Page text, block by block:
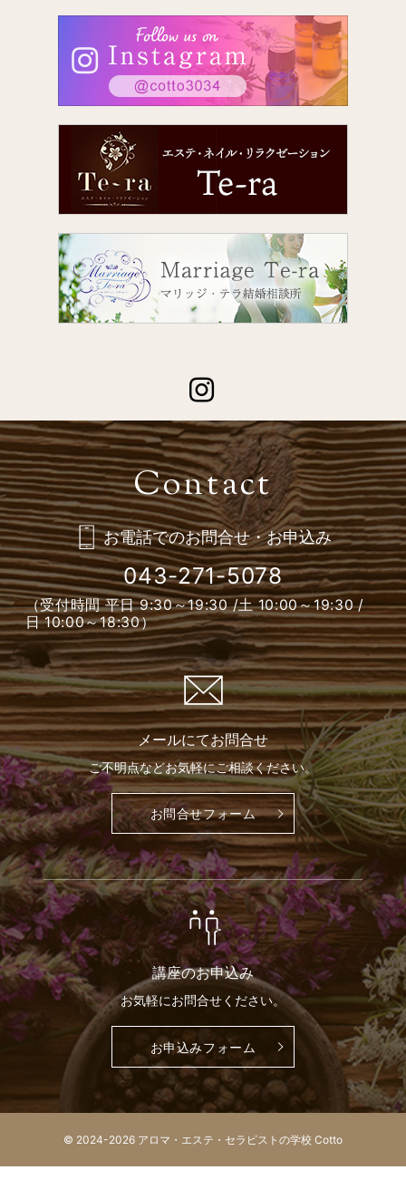
お電話でのお問合せ・お申込み
043-271-5078
（受付時間 平日 9:30～19:30 /土 10:00～19:30 /
日 10:00～18:30）
メールにてお問合せ
ご不明点などお気軽にご相談ください。
お問合せフォーム
講座のお申込み
お気軽にお問合せください。
お申込みフォーム
© 2024-2026 アロマ・エステ・セラピストの学校 Cotto